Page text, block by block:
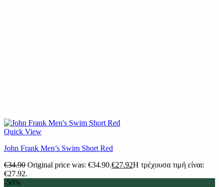
Quick View
John Frank Men’s Swim Short Red
€34.90 Original price was: €34.90.€27.92Η τρέχουσα τιμή είναι:
€27.92.
-50%